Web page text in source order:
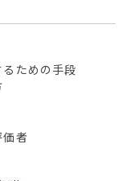
ための手段
者